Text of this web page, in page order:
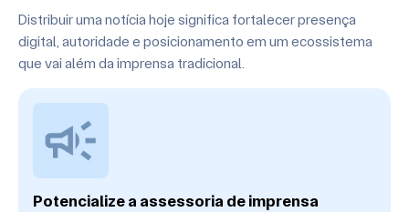
Distribuir uma notícia hoje significa fortalecer presença
digital, autoridade e posicionamento em um ecossistema
que vai além da imprensa tradicional.
Potencialize a assessoria de imprensa